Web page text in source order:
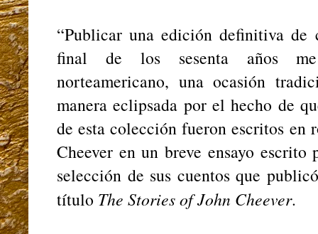
“Publicar una edición definitiva de
final de los sesenta años
norteamericano, una ocasión
manera eclipsada por el hecho de
de esta colección fueron escritos en
Cheever en un breve ensayo escrito
selección de sus cuentos que
título The Stories of John Cheever.